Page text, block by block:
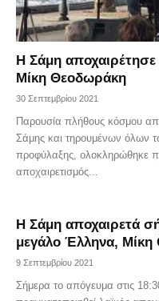
Η Σάμη αποχαιρέτησε
Μίκη Θεοδωράκη
30 Σεπτεμβρίου 2021
Παρουσία πλήθους κόσμου
Σάμης και τηρουμένων όλων
προφύλαξης, ολοκληρώθηκε
αποχαιρετισμός...
Η Σάμη αποχαιρετά
μεγάλο Έλληνα,
9 Σεπτεμβρίου 2021
Σήμερα το απόγευμα στις